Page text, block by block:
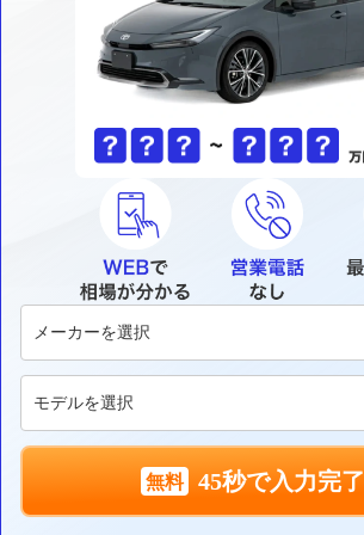
45秒で入力完了